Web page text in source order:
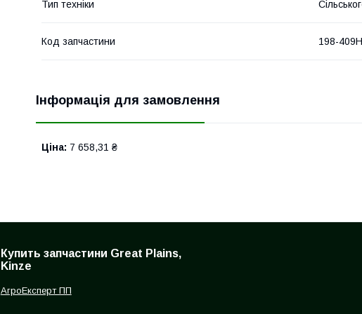
Тип техніки
Код запчастини 198-409H
Інформація для замовлення
Ціна: 7 658,31 ₴
Купить запчастини Great Plains,
Kinze
АгроЕксперт ПП